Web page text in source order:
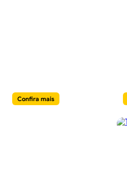
Confira mais